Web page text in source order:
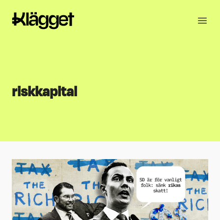
riskkapital